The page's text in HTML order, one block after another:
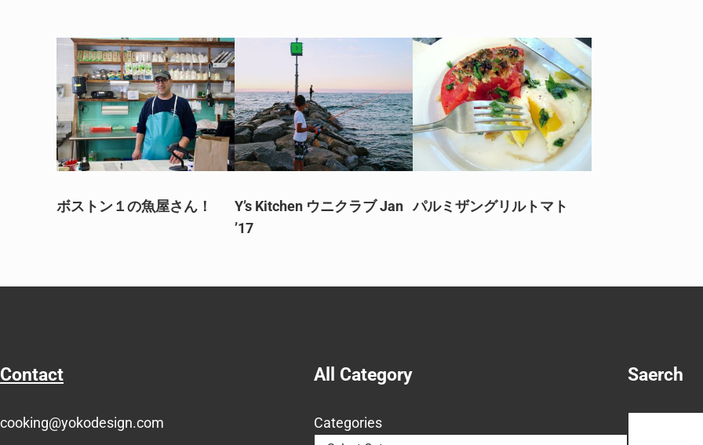
ボストン１の魚屋さん！
Y’s Kitchen ウニクラブ Jan
’17
パルミザングリルトマト
Contact
cooking@yokodesign.com
All Category
Categories
Saerch